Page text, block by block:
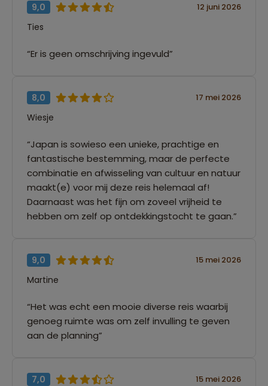
9,0 12 juni 2026
Ties
“Er is geen omschrijving ingevuld”
8,0 17 mei 2026
Wiesje
“Japan is sowieso een unieke, prachtige en
fantastische bestemming, maar de perfecte
combinatie en afwisseling van cultuur en natuur
maakt(e) voor mij deze reis helemaal af!
Daarnaast was het fijn om zoveel vrijheid te
hebben om zelf op ontdekkingstocht te gaan.”
9,0 15 mei 2026
Martine
“Het was echt een mooie diverse reis waarbij
genoeg ruimte was om zelf invulling te geven
aan de planning”
7,0 15 mei 2026